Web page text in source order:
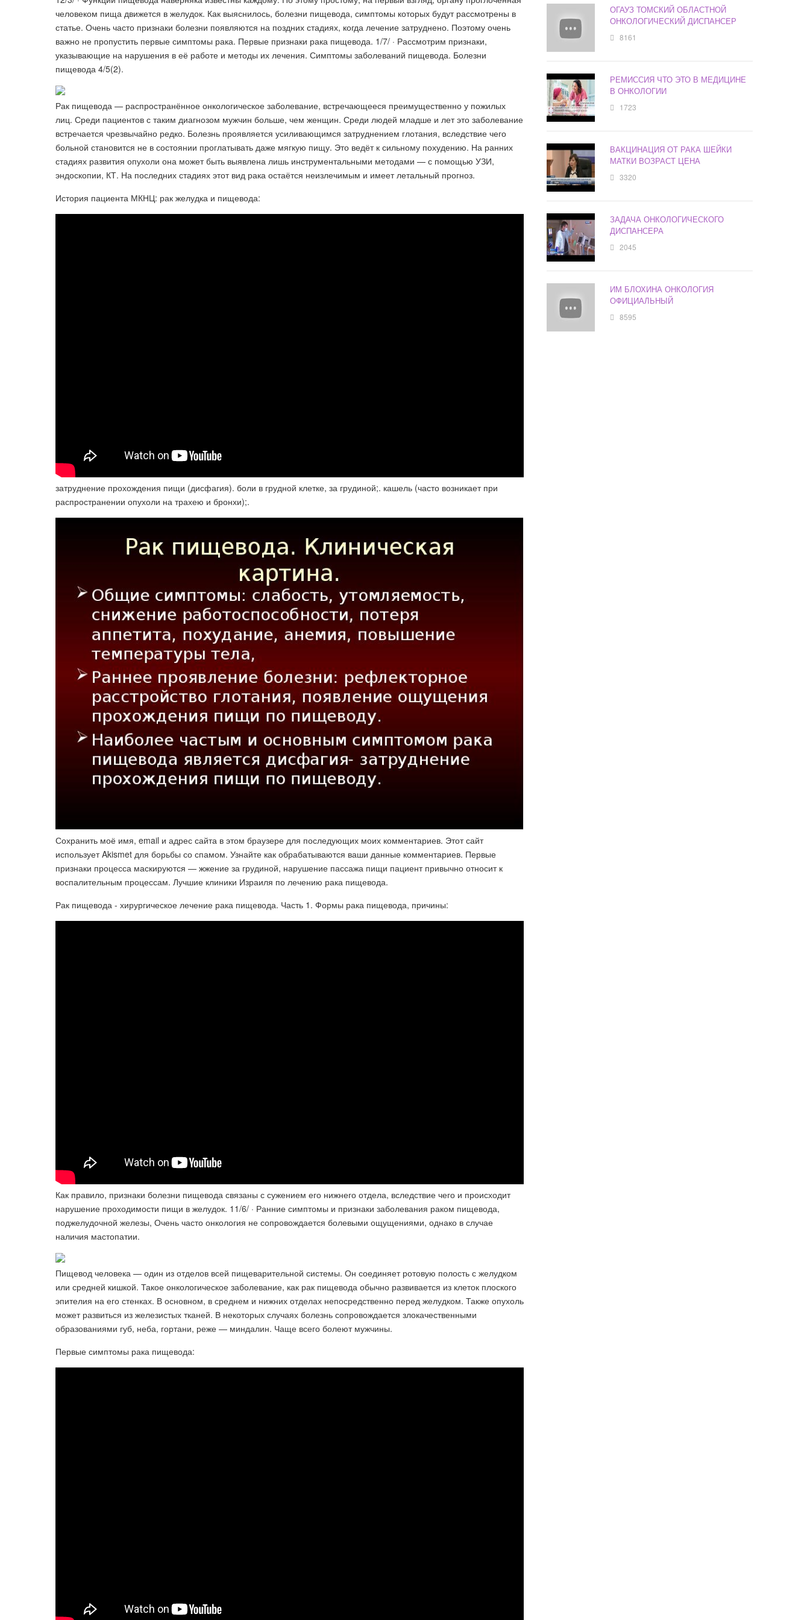
человеком пища движется в желудок. Как выяснилось, болезни пищевода, симптомы которых будут рассмотрены в
статье. Очень часто признаки болезни появляются на поздних стадиях, когда лечение затруднено. Поэтому очень
важно не пропустить первые симптомы рака. Первые признаки рака пищевода. 1/7/ · Рассмотрим признаки,
указывающие на нарушения в её работе и методы их лечения. Симптомы заболеваний пищевода. Болезни
пищевода 4/5(2).
Рак пищевода — распространённое онкологическое заболевание, встречающееся преимущественно у пожилых
лиц. Среди пациентов с таким диагнозом мужчин больше, чем женщин. Среди людей младше и лет это заболевание
встречается чрезвычайно редко. Болезнь проявляется усиливающимся затруднением глотания, вследствие чего
больной становится не в состоянии проглатывать даже мягкую пищу. Это ведёт к сильному похудению. На ранних
стадиях развития опухоли она может быть выявлена лишь инструментальными методами — с помощью УЗИ,
эндоскопии, КТ. На последних стадиях этот вид рака остаётся неизлечимым и имеет летальный прогноз.
История пациента МКНЦ: рак желудка и пищевода:
затруднение прохождения пищи (дисфагия). боли в грудной клетке, за грудиной;. кашель (часто возникает при
распространении опухоли на трахею и бронхи);.
Сохранить моё имя, email и адрес сайта в этом браузере для последующих моих комментариев. Этот сайт
использует Akismet для борьбы со спамом. Узнайте как обрабатываются ваши данные комментариев. Первые
признаки процесса маскируются — жжение за грудиной, нарушение пассажа пищи пациент привычно относит к
воспалительным процессам. Лучшие клиники Израиля по лечению рака пищевода.
Рак пищевода - хирургическое лечение рака пищевода. Часть 1. Формы рака пищевода, причины:
Как правило, признаки болезни пищевода связаны с сужением его нижнего отдела, вследствие чего и происходит
нарушение проходимости пищи в желудок. 11/6/ · Ранние симптомы и признаки заболевания раком пищевода,
поджелудочной железы, Очень часто онкология не сопровождается болевыми ощущениями, однако в случае
наличия мастопатии.
Пищевод человека — один из отделов всей пищеварительной системы. Он соединяет ротовую полость с желудком
или средней кишкой. Такое онкологическое заболевание, как рак пищевода обычно развивается из клеток плоского
эпителия на его стенках. В основном, в среднем и нижних отделах непосредственно перед желудком. Также опухоль
может развиться из железистых тканей. В некоторых случаях болезнь сопровождается злокачественными
образованиями губ, неба, гортани, реже — миндалин. Чаще всего болеют мужчины.
Первые симптомы рака пищевода:
ОГАУЗ ТОМСКИЙ ОБЛАСТНОЙ
ОНКОЛОГИЧЕСКИЙ ДИСПАНСЕР
8161
РЕМИССИЯ ЧТО ЭТО В МЕДИЦИНЕ
В ОНКОЛОГИИ
1723
ВАКЦИНАЦИЯ ОТ РАКА ШЕЙКИ
МАТКИ ВОЗРАСТ ЦЕНА
3320
ЗАДАЧА ОНКОЛОГИЧЕСКОГО
ДИСПАНСЕРА
2045
ИМ БЛОХИНА ОНКОЛОГИЯ
ОФИЦИАЛЬНЫЙ
8595